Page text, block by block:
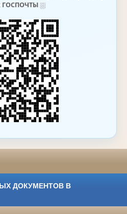
ГОСПОЧТЫ⛆
ДОКУМЕНТОВ В